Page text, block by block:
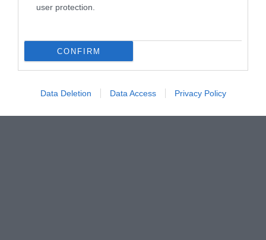
user protection.
CONFIRM
Data Deletion Data Access Privacy Policy